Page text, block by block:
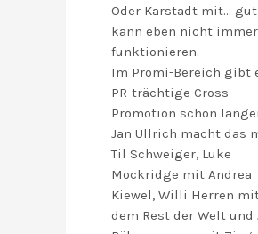
Oder Karstadt mit…
kann eben nicht immer
funktionieren.
Im Promi-Bereich gibt
PR-trächtige Cross-
Promotion schon
Jan Ullrich macht das
Til Schweiger, Luke
Mockridge mit Andrea
Kiewel, Willi Herren
dem Rest der Welt und